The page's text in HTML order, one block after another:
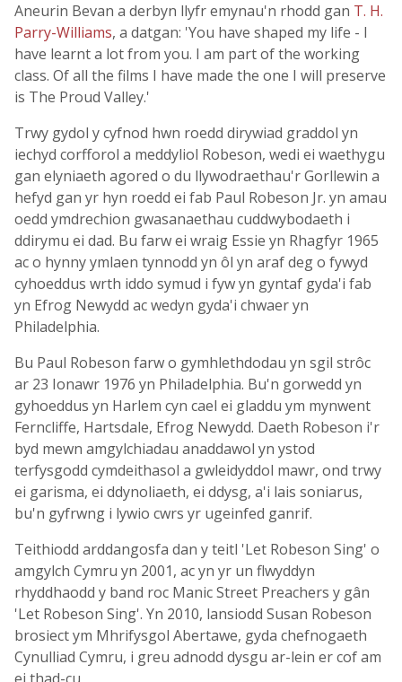
Aneurin Bevan a derbyn llyfr emynau'n rhodd gan T. H.
Parry-Williams, a datgan: 'You have shaped my life - I
have learnt a lot from you. I am part of the working
class. Of all the films I have made the one I will preserve
is The Proud Valley.'
Trwy gydol y cyfnod hwn roedd dirywiad graddol yn
iechyd corfforol a meddyliol Robeson, wedi ei waethygu
gan elyniaeth agored o du llywodraethau'r Gorllewin a
hefyd gan yr hyn roedd ei fab Paul Robeson Jr. yn amau
oedd ymdrechion gwasanaethau cuddwybodaeth i
ddirymu ei dad. Bu farw ei wraig Essie yn Rhagfyr 1965
ac o hynny ymlaen tynnodd yn ôl yn araf deg o fywyd
cyhoeddus wrth iddo symud i fyw yn gyntaf gyda'i fab
yn Efrog Newydd ac wedyn gyda'i chwaer yn
Philadelphia.
Bu Paul Robeson farw o gymhlethdodau yn sgil strôc
ar 23 Ionawr 1976 yn Philadelphia. Bu'n gorwedd yn
gyhoeddus yn Harlem cyn cael ei gladdu ym mynwent
Ferncliffe, Hartsdale, Efrog Newydd. Daeth Robeson i'r
byd mewn amgylchiadau anaddawol yn ystod
terfysgodd cymdeithasol a gwleidyddol mawr, ond trwy
ei garisma, ei ddynoliaeth, ei ddysg, a'i lais soniarus,
bu'n gyfrwng i lywio cwrs yr ugeinfed ganrif.
Teithiodd arddangosfa dan y teitl 'Let Robeson Sing' o
amgylch Cymru yn 2001, ac yn yr un flwyddyn
rhyddhaodd y band roc Manic Street Preachers y gân
'Let Robeson Sing'. Yn 2010, lansiodd Susan Robeson
brosiect ym Mhrifysgol Abertawe, gyda chefnogaeth
Cynulliad Cymru, i greu adnodd dysgu ar-lein er cof am